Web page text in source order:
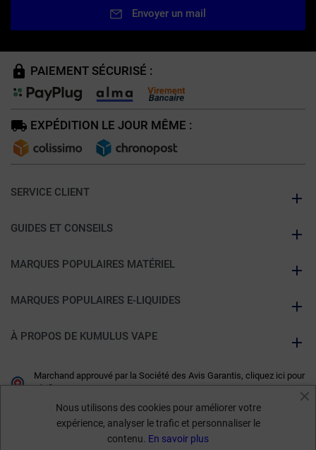
Envoyer un mail
PAIEMENT SÉCURISÉ :
EXPÉDITION LE JOUR MÊME :
SERVICE CLIENT
GUIDES ET CONSEILS
MARQUES POPULAIRES MATÉRIEL
MARQUES POPULAIRES E-LIQUIDES
À PROPOS DE KUMULUS VAPE
Marchand approuvé par la Société des Avis Garantis, cliquez ici pour
vérifier.
Nous utilisons des cookies pour améliorer votre
expérience, analyser le trafic et personnaliser le
contenu. En savoir plus